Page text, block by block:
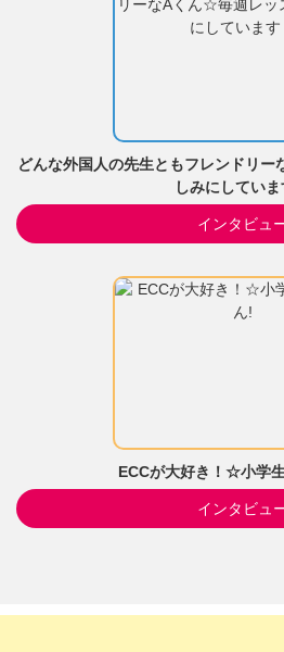
どんな外国人の先生ともフレンドリ
しみにしていま
インタビュ
ECCが大好き！☆小学
インタビュ